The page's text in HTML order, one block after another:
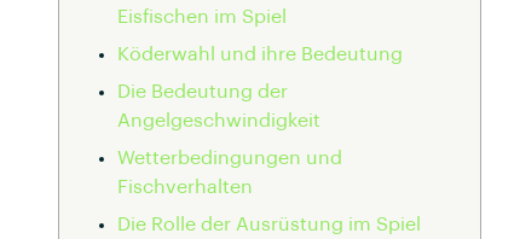
Eisfischen im Spiel
Köderwahl und ihre Bedeutung
Die Bedeutung der
Angelgeschwindigkeit
Wetterbedingungen und
Fischverhalten
Die Rolle der Ausrüstung im Spiel